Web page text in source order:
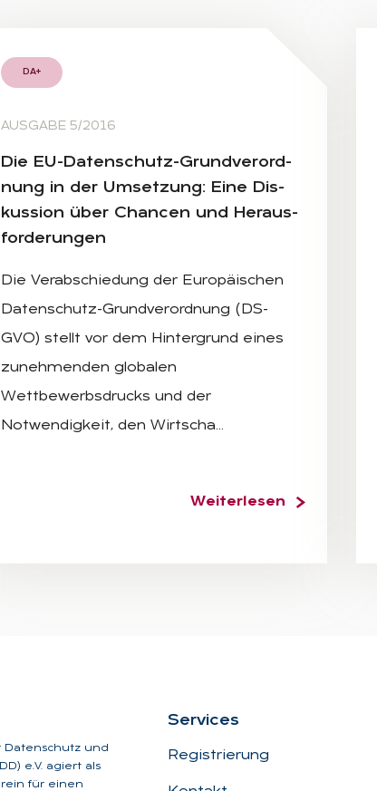
DA+
AUSGABE 5/2016
Die EU-Da­ten­schutz-Grund­ver­ord­
nung in der Um­set­zung: Eine Dis­
kus­si­on über Chan­cen und Her­aus­
for­de­run­gen
Die Verabschiedung der Europäischen
Datenschutz-Grundverordnung (DS-
GVO) stellt vor dem Hintergrund eines
zunehmenden globalen
Wettbewerbsdrucks und der
Notwendigkeit, den Wirtscha…
Weiterlesen
Datenschutz und
e.V. agiert als
für einen
Ser­vices
Registrierung